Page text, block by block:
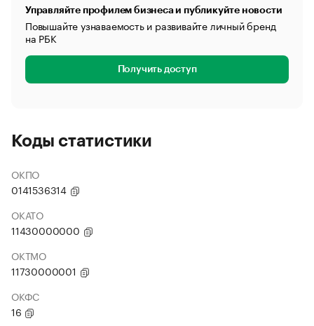
Управляйте профилем бизнеса и публикуйте новости
Повышайте узнаваемость и развивайте личный бренд
на РБК
Получить доступ
Коды статистики
ОКПО
0141536314
ОКАТО
11430000000
ОКТМО
11730000001
ОКФС
16